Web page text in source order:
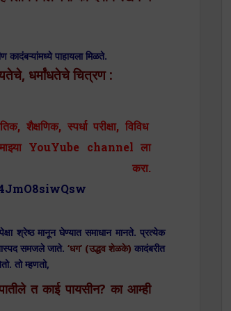
पाहायला मिळते.
धर्मांधतेचे चित्रण :
शैक्षणिक, स्पर्धा परीक्षा, विविध
माझ्या YouYube channel ला
करा.
श्रेष्ठ मानून घेण्यात समाधान मानते. प्रत्येक
समजले जाते. ‘धग’ (उद्धव शेळके) कादंबरीत
तो म्हणतो,
त काई पायसीन? का आम्ही